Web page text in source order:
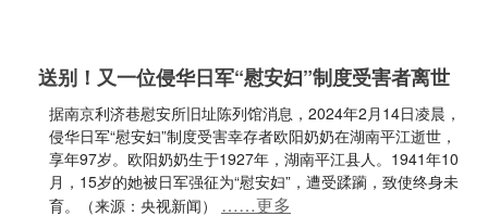
送别！又一位侵华日军“慰安妇”制度受害者离世
据南京利济巷慰安所旧址陈列馆消息，2024年2月14日凌晨，
侵华日军“慰安妇”制度受害幸存者欧阳奶奶在湖南平江逝世，
享年97岁。欧阳奶奶生于1927年，湖南平江县人。1941年10
月，15岁的她被日军强征为“慰安妇”，遭受蹂躏，致使终身未
育。（来源：央视新闻） ……更多